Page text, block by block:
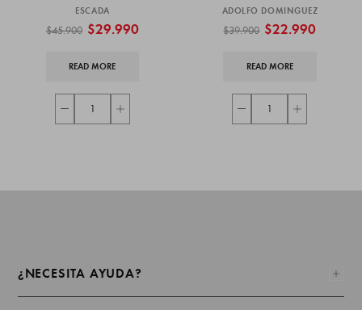
ESCADA
$45.900 $29.990
READ MORE
ADOLFO DOMINGUEZ
$39.900 $22.990
READ MORE
¿NECESITA AYUDA?